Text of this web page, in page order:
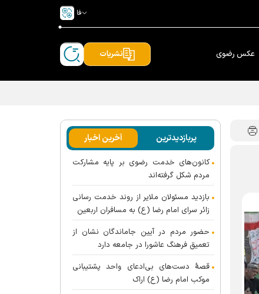
فا
عکس رضوی نشریات
پربازدیدترین آخرین اخبار
کانون‌های خدمت رضوی بر پایه مشارکت
مردم شکل گرفته‌اند
بازدید مسئولان ملایر از روند خدمت رسانی
زائر سرای امام رضا (ع) به مسافران اربعین
حضور مردم در آیین جاماندگان نشان از
تعمیق فرهنگ عاشورا در جامعه دارد
قصهٔ دست‌های بی‌ادعای واحد پشتیبانی
موکب امام رضا (ع) اراک